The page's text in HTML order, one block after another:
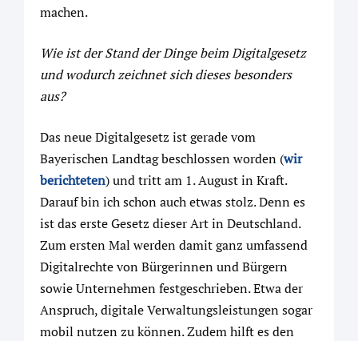
machen.
Wie ist der Stand der Dinge beim Digitalgesetz
und wodurch zeichnet sich dieses besonders
aus?
Das neue Digitalgesetz ist gerade vom
Bayerischen Landtag beschlossen worden (wir
berichteten) und tritt am 1. August in Kraft.
Darauf bin ich schon auch etwas stolz. Denn es
ist das erste Gesetz dieser Art in Deutschland.
Zum ersten Mal werden damit ganz umfassend
Digitalrechte von Bürgerinnen und Bürgern
sowie Unternehmen festgeschrieben. Etwa der
Anspruch, digitale Verwaltungsleistungen sogar
mobil nutzen zu können. Zudem hilft es den